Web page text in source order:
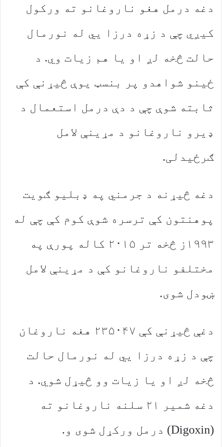
دغه درمل هغو ناروغانو ته ورکول
کیږي چې د زړه درزا يي له نورمال
حالت څخه لږ او یا هم زیات وي. د
ځينو شواهدو پر بنسټ یوې څیړنې کې
ثابته شوې چې د دې درمل استعمال د
ډیرو ناروغانو د مړینې لامل
ګرځیدلی.
دغه څیړنه د جرمني په ډبلیو ګویت
پوهنتون کې ترسره شوې کوم کې چې له
۱۹۹۳ز څخه تر ۲۰۱۵ کاله پورې په
مختلفو ناروغانو کې د مړینې لامل
ښودل شوی.
دغې څیړنې کې ۲۳۵۰۴۷ هغه ناروغان
چې د زړه درزا يي له نورمال حالت
څخه لږ او یا زیات وو څیړل شوي. د
دغه شمیر ۲۱ سلنه ناروغانو ته
(Digoxin) درمل ورکړل شوی و.